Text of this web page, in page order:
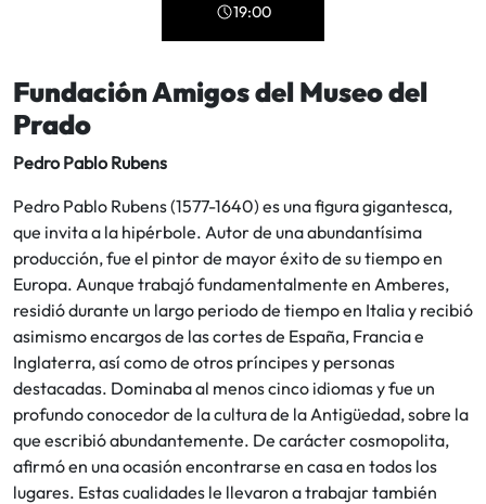
19:00
Fundación Amigos del Museo del
Prado
Pedro Pablo Rubens
Pedro Pablo Rubens (1577-1640) es una figura gigantesca,
que invita a la hipérbole. Autor de una abundantísima
producción, fue el pintor de mayor éxito de su tiempo en
Europa. Aunque trabajó fundamentalmente en Amberes,
residió durante un largo periodo de tiempo en Italia y recibió
asimismo encargos de las cortes de España, Francia e
Inglaterra, así como de otros príncipes y personas
destacadas. Dominaba al menos cinco idiomas y fue un
profundo conocedor de la cultura de la Antigüedad, sobre la
que escribió abundantemente. De carácter cosmopolita,
afirmó en una ocasión encontrarse en casa en todos los
lugares. Estas cualidades le llevaron a trabajar también